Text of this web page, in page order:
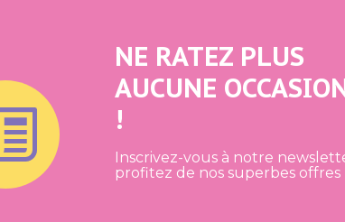
NE RATEZ PLUS
AUCUNE
!
Inscrivez-vous à notre
profitez de nos superbes offres